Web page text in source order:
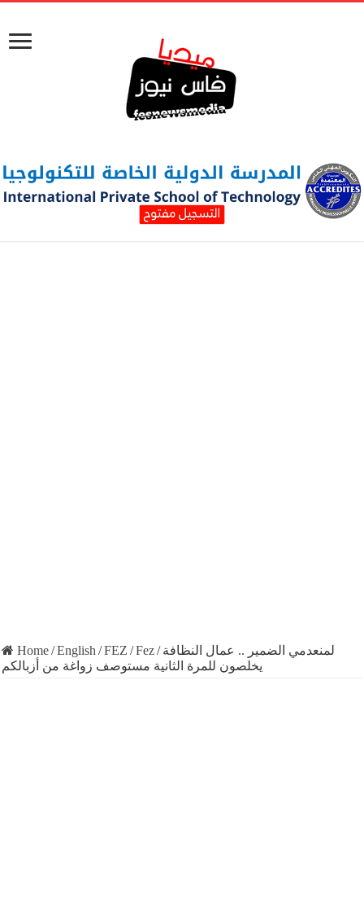
Home/English /FEZ /Fez/ لمنعدمي الضمير .. عمال النظافة
يخلصون للمرة الثانية مستوصف زواغة من أزبالكم